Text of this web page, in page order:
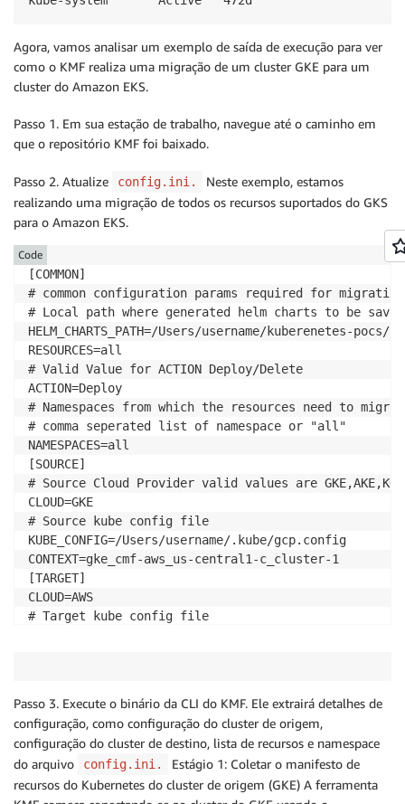
Agora, vamos analisar um exemplo de saída de execução para ver
como o KMF realiza uma migração de um cluster GKE para um
cluster do Amazon EKS.
Passo 1. Em sua estação de trabalho, navegue até o caminho em
que o repositório KMF foi baixado.
Passo 2. Atualize config.ini.
Neste exemplo, estamos
realizando uma migração de todos os recursos suportados do GKS
para o Amazon EKS.
[COMMON]
# common configuration params required for
# Local path where generated helm charts to be saved
HELM_CHARTS_PATH=/Users/username/kuberenetes-pocs/
RESOURCES=all
# Valid Value for ACTION Deploy/Delete
ACTION=Deploy
# Namespaces from which the resources need to
# comma seperated list of namespace or "all"
NAMESPACES=all
[SOURCE]
# Source Cloud Provider valid values are
CLOUD=GKE
# Source kube config file
KUBE_CONFIG=/Users/username/.kube/gcp.config
CONTEXT=gke_cmf-aws_us-central1-c_cluster-1
[TARGET]
CLOUD=AWS
# Target kube config file
USERCONSENT=Yes
# Comma separated list of 3rd party registries.
Code
Passo 3. Execute o binário da CLI do KMF. Ele extrairá detalhes de
configuração, como configuração do cluster de origem,
configuração do cluster de destino, lista de recursos e namespace
do arquivo
config.ini.
Estágio 1: Coletar o manifesto de
recursos do Kubernetes do cluster de origem (GKE) A ferramenta